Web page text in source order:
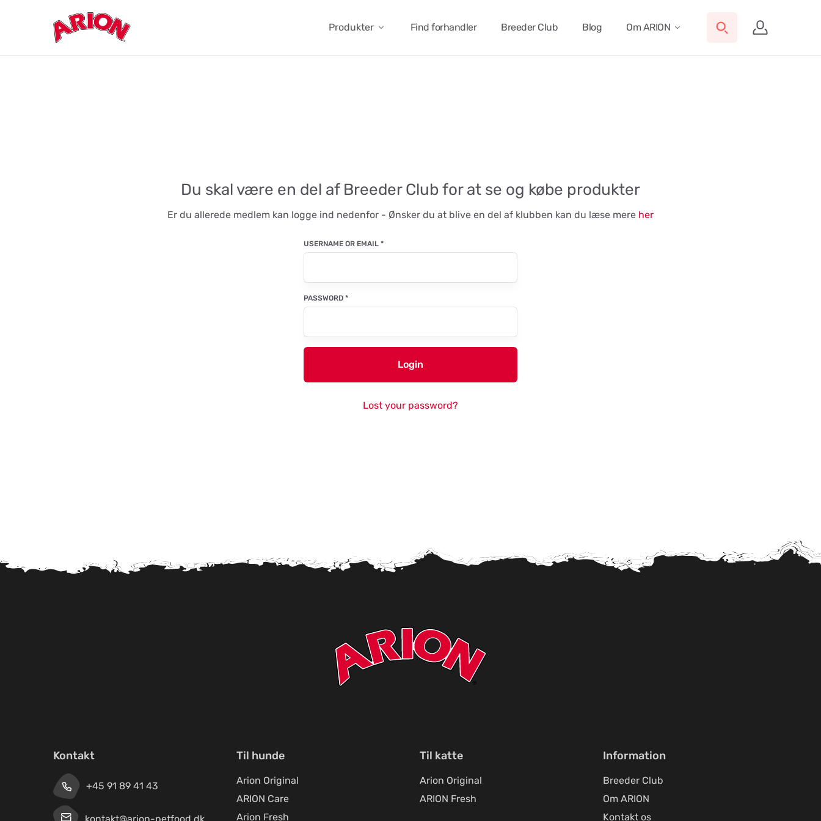
Produkter Find forhandler Breeder Club Blog Om ARION
Du skal være en del af Breeder Club for at se og købe produkter
Er du allerede medlem kan logge ind nedenfor - Ønsker du at blive en del af klubben kan du læse mere her
USERNAME OR EMAIL *
PASSWORD *
Login
Lost your password?
Kontakt
+45 91 89 41 43
Til hunde
Arion Original
ARION Care
Arion Fresh
Til katte
Arion Original
ARION Fresh
Information
Breeder Club
Om ARION
Kontakt os